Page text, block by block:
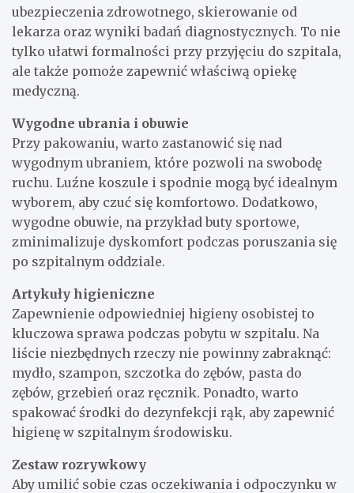
ubezpieczenia zdrowotnego, skierowanie od
lekarza oraz wyniki badań diagnostycznych. To nie
tylko ułatwi formalności przy przyjęciu do szpitala,
ale także pomoże zapewnić właściwą opiekę
medyczną.
Wygodne ubrania i obuwie
Przy pakowaniu, warto zastanowić się nad
wygodnym ubraniem, które pozwoli na swobodę
ruchu. Luźne koszule i spodnie mogą być idealnym
wyborem, aby czuć się komfortowo. Dodatkowo,
wygodne obuwie, na przykład buty sportowe,
zminimalizuje dyskomfort podczas poruszania się
po szpitalnym oddziale.
Artykuły higieniczne
Zapewnienie odpowiedniej higieny osobistej to
kluczowa sprawa podczas pobytu w szpitalu. Na
liście niezbędnych rzeczy nie powinny zabraknąć:
mydło, szampon, szczotka do zębów, pasta do
zębów, grzebień oraz ręcznik. Ponadto, warto
spakować środki do dezynfekcji rąk, aby zapewnić
higienę w szpitalnym środowisku.
Zestaw rozrywkowy
Aby umilić sobie czas oczekiwania i odpoczynku w